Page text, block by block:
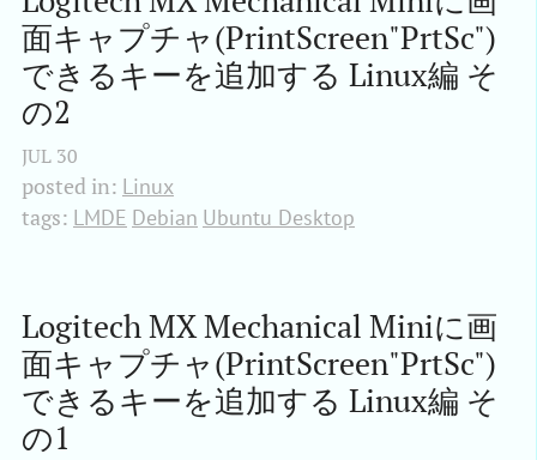
面キャプチャ(PrintScreen"PrtSc")
できるキーを追加する Linux編 そ
の2
JUL 30
posted in: Linux
tags: LMDE Debian Ubuntu Desktop
Logitech MX Mechanical Miniに画
面キャプチャ(PrintScreen"PrtSc")
できるキーを追加する Linux編 そ
の1